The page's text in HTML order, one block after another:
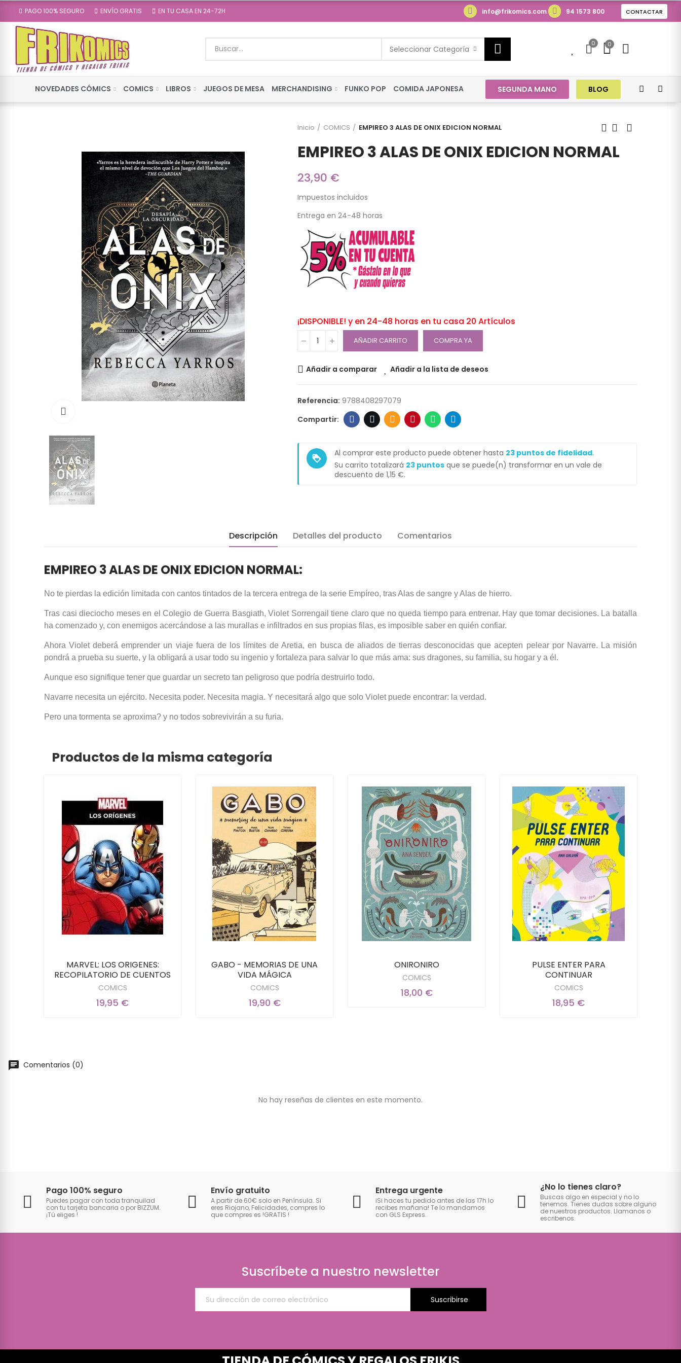
PAGO 100% SEGURO ENVÍO GRATIS EN TU CASA EN 24-72H info@frikomics.com 94 1573 800 CONTACTAR
Seleccionar Categoría
0 0
NOVEDADES CÓMICS COMICS LIBROS JUEGOS DE MESA MERCHANDISING FUNKO POP COMIDA JAPONESA SEGUNDA MANO BLOG
Inicio COMICS EMPIREO 3 ALAS DE ONIX EDICION NORMAL
EMPIREO 3 ALAS DE ONIX EDICION NORMAL
23,90 €
Impuestos incluidos
Entrega en 24-48 horas
¡DISPONIBLE! y en 24-48 horas en tu casa 20 Artículos
AÑADIR CARRITO COMPRA YA
Añadir a comparar Añadir a la lista de deseos
Referencia: 9788408297079
loyalty
Al comprar este producto puede obtener hasta 23 puntos de fidelidad.
Su carrito totalizará 23 puntos que se puede(n) transformar en un vale de
descuento de 1,15 €.
Descripción Detalles del producto Comentarios
EMPIREO 3 ALAS DE ONIX EDICION NORMAL:
No te pierdas la edición limitada con cantos tintados de la tercera entrega de la serie Empíreo, tras Alas de sangre y Alas de hierro.
Tras casi dieciocho meses en el Colegio de Guerra Basgiath, Violet Sorrengail tiene claro que no queda tiempo para entrenar. Hay que tomar decisiones. La batalla
ha comenzado y, con enemigos acercándose a las murallas e infiltrados en sus propias filas, es imposible saber en quién confiar.
Ahora Violet deberá emprender un viaje fuera de los límites de Aretia, en busca de aliados de tierras desconocidas que acepten pelear por Navarre. La misión
pondrá a prueba su suerte, y la obligará a usar todo su ingenio y fortaleza para salvar lo que más ama: sus dragones, su familia, su hogar y a él.
Aunque eso signifique tener que guardar un secreto tan peligroso que podría destruirlo todo.
Navarre necesita un ejército. Necesita poder. Necesita magia. Y necesitará algo que solo Violet puede encontrar: la verdad.
Pero una tormenta se aproxima? y no todos sobrevivirán a su furia.
Productos de la misma categoría
MARVEL: LOS ORIGENES:
RECOPILATORIO DE CUENTOS
COMICS
19,95 €
GABO - MEMORIAS DE UNA
VIDA MÁGICA
COMICS
19,90 €
ONIRONIRO
COMICS
18,00 €
PULSE ENTER PARA
CONTINUAR
COMICS
18,95 €
Comentarios (0)
No hay reseñas de clientes en este momento.
Pago 100% seguro
Puedes pagar con toda tranquilad
con tu tarjeta bancaria o por BIZZUM.
¡Tú eliges !
Envío gratuito
A partir de 60€ solo en Península. Si
eres Riojano, Felicidades, compres lo
que compres es !GRATIS !
Entrega urgente
iSi haces tu pedido antes de las 17h lo
recibes mañana! Te lo mandamos
con GLS Express.
¿No lo tienes claro?
Buscas algo en especial y no lo
tenemos. Tienes dudas sobre alguno
de nuestros productos. Llamanos o
escribenos.
Suscríbete a nuestro newsletter
Suscribirse